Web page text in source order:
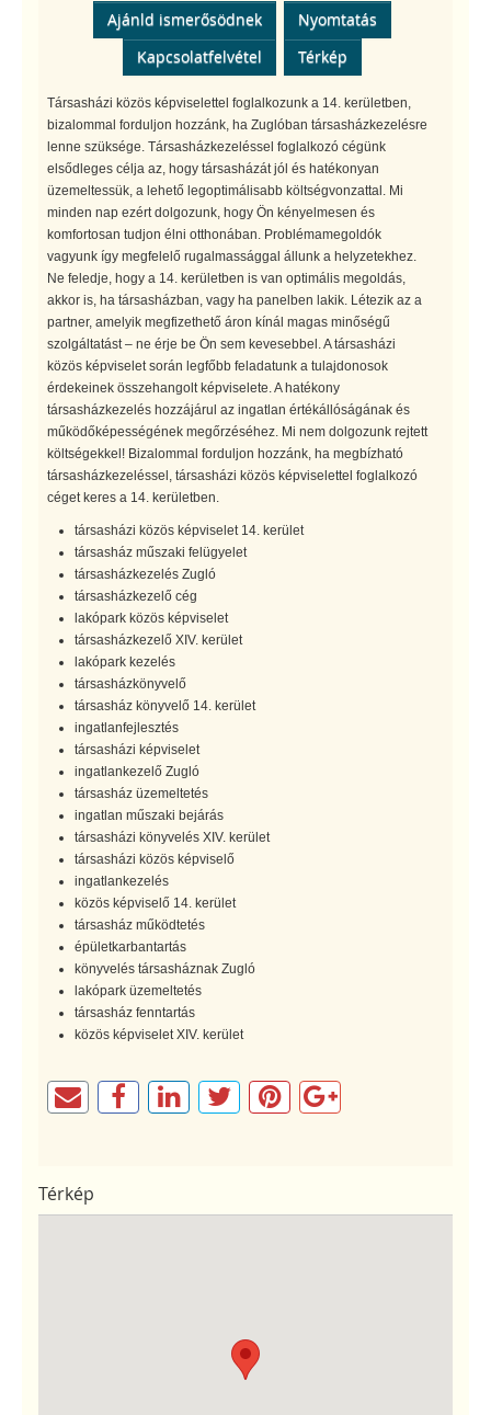
Ajánld ismerősödnek
Nyomtatás
Kapcsolatfelvétel
Térkép
Társasházi közös képviselettel foglalkozunk a 14. kerületben,
bizalommal forduljon hozzánk, ha Zuglóban társasházkezelésre
lenne szüksége. Társasházkezeléssel foglalkozó cégünk
elsődleges célja az, hogy társasházát jól és hatékonyan
üzemeltessük, a lehető legoptimálisabb költségvonzattal. Mi
minden nap ezért dolgozunk, hogy Ön kényelmesen és
komfortosan tudjon élni otthonában. Problémamegoldók
vagyunk így megfelelő rugalmassággal állunk a helyzetekhez.
Ne feledje, hogy a 14. kerületben is van optimális megoldás,
akkor is, ha társasházban, vagy ha panelben lakik. Létezik az a
partner, amelyik megfizethető áron kínál magas minőségű
szolgáltatást – ne érje be Ön sem kevesebbel. A társasházi
közös képviselet során legfőbb feladatunk a tulajdonosok
érdekeinek összehangolt képviselete. A hatékony
társasházkezelés hozzájárul az ingatlan értékállóságának és
működőképességének megőrzéséhez. Mi nem dolgozunk rejtett
költségekkel! Bizalommal forduljon hozzánk, ha megbízható
társasházkezeléssel, társasházi közös képviselettel foglalkozó
céget keres a 14. kerületben.
társasházi közös képviselet 14. kerület
társasház műszaki felügyelet
társasházkezelés Zugló
társasházkezelő cég
lakópark közös képviselet
társasházkezelő XIV. kerület
lakópark kezelés
társasházkönyvelő
társasház könyvelő 14. kerület
ingatlanfejlesztés
társasházi képviselet
ingatlankezelő Zugló
társasház üzemeltetés
ingatlan műszaki bejárás
társasházi könyvelés XIV. kerület
társasházi közös képviselő
ingatlankezelés
közös képviselő 14. kerület
társasház működtetés
épületkarbantartás
könyvelés társasháznak Zugló
lakópark üzemeltetés
társasház fenntartás
közös képviselet XIV. kerület
Térkép